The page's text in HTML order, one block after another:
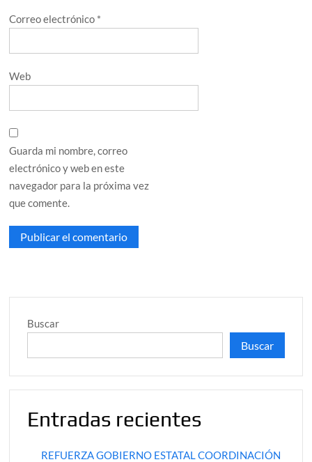
Correo electrónico *
Web
Guarda mi nombre, correo
electrónico y web en este
navegador para la próxima vez
que comente.
Buscar
Buscar
Entradas recientes
REFUERZA GOBIERNO ESTATAL COORDINACIÓN